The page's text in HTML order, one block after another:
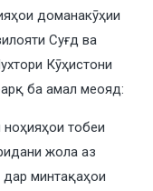
доманакӯҳии
Суғд ва
Кӯҳистони
ба амал меояд:
тобеи
жола аз
дар минтақаҳои